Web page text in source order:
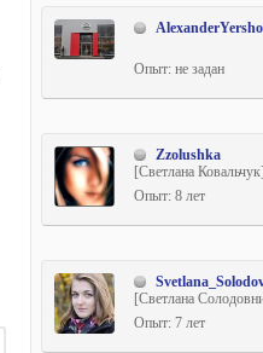
Опыт: не задан
Zzolushka
[Светлана
Опыт: 8 лет
[Светлана
Опыт: 7 лет